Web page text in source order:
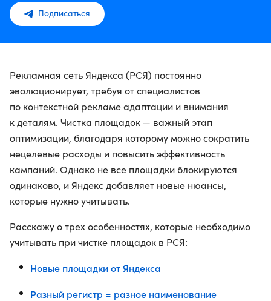
Подписаться
Рекламная сеть Яндекса (РСЯ) постоянно
эволюционирует, требуя от специалистов
по контекстной рекламе адаптации и внимания
к деталям. Чистка площадок — важный этап
оптимизации, благодаря которому можно сократить
нецелевые расходы и повысить эффективность
кампаний. Однако не все площадки блокируются
одинаково, и Яндекс добавляет новые нюансы,
которые нужно учитывать.
Расскажу о трех особенностях, которые необходимо
учитывать при чистке площадок в РСЯ:
Новые площадки от Яндекса
Разный регистр = разное наименование